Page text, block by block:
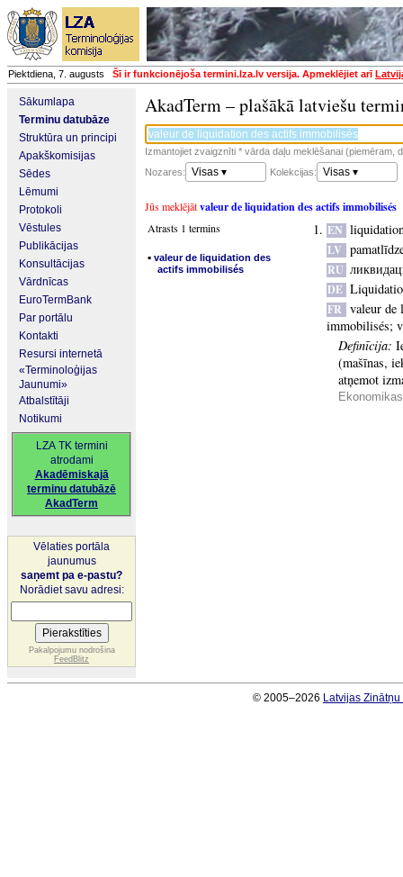
Piektdiena, 7. augusts Šī ir funkcionējoša termini.lza.lv versija. Apmeklējiet arī
Sākumlapa
Terminu datubāze
Struktūra un principi
Apakškomisijas
Sēdes
Lēmumi
Protokoli
Vēstules
Publikācijas
Konsultācijas
Vārdnīcas
EuroTermBank
Par portālu
Kontakti
Resursi internetā
«Terminoloģijas
Jaunumi»
Atbalstītāji
Notikumi
LZA TK termini
atrodami
Akadēmiskajā
terminu datubāzē
AkadTerm
Vēlaties portāla
jaunumus
saņemt pa e-pastu?
Norādiet savu adresi:
Pakalpojumu nodrošina
FeedBlitz
AkadTerm – plašākā latviešu
Izmantojiet zvaigznīti * vārda daļu meklēšanai (piemēram,
Nozares:
Visas ▾ Kolekcijas: Visas ▾
Jūs meklējātvaleur de liquidation des actifs immobilisés
Atrasts 1 termins
▪ valeur de liquidation des
actifs immobilisés
EN
LV
RU
DE
FR valeur de
immobilisés;
Definīcija:
(mašīnas,
atņemot
© 2005–2026 Latvijas